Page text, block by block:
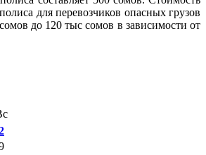
для перевозчиков опасных грузов
до 120 тыс сомов в зависимости от